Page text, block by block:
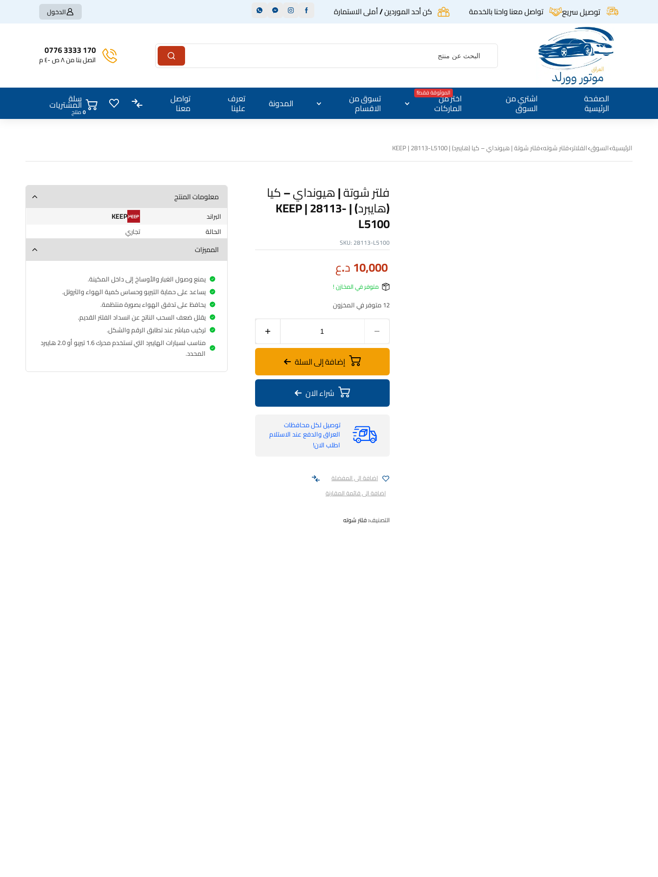
توصيل سريع تواصل معنا واحنا بالخدمة كن أحد الموردين / أملى الاستمارة الدخول
170 3333 0776
اتصل بنا من ٨ ص -٤ م
الصفحة
الرئيسية
اشتري من
السوق
اختر من
الماركات
الموثوقة فقط! تسوق من
الاقسام المدونة تعرف
علينا
تواصل
معنا
سلة
المشتريات
منتج
الرئيسية السوق الفلاتر فلتر شوته فلتر شوتة | هيونداي – كيا (هايبرد) | KEEP | 28113-L5100
فلتر شوتة | هيونداي – كيا
(هايبرد) | KEEP | 28113-
L5100
SKU: 28113-L5100
10,000د.ع
متوفر في المخازن !
12 متوفر في المخزون
إضافة إلى السلة
شراء الان
توصيل لكل محافظات
العراق والدفع عند الاستلام
اطلب الان!
اضافة الى المفضلة
اضافة الى قائمة المقارنة
التصنيف:فلتر شوته
معلومات المنتج
البراند KEEP
الحالة تجاري
المميزات
يمنع وصول الغبار والأوساخ إلى داخل المكينة.
يساعد على حماية التيربو وحساس كمية الهواء والثروتل.
يحافظ على تدفق الهواء بصورة منتظمة.
يقلل ضعف السحب الناتج عن انسداد الفلتر القديم.
تركيب مباشر عند تطابق الرقم والشكل.
مناسب لسيارات الهايبرد التي تستخدم محرك 1.6 تيربو أو 2.0 هايبرد
المحدد.